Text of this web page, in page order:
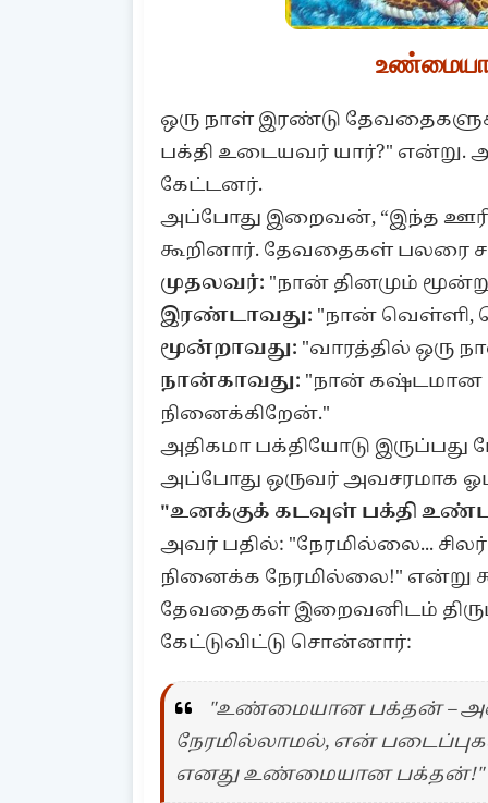
ஒரு நாள் இரண்டு
பக்தி உடையவர் யார்?"
கேட்டனர்.
அப்போது இறைவன், “இந்த ஊரில்
கூறினார். தேவதைகள் பலரை
முதலவர்: "நான் தினமும்
இரண்டாவது: "நான் வெள்ளி,
மூன்றாவது: "வாரத்தில் ஒரு
நான்காவது: "நான் கஷ்டமான
நினைக்கிறேன்."
அதிகமா பக்தியோடு
அப்போது ஒருவர் அவசரமாக
"உனக்குக் கடவுள் பக்தி
அவர் பதில்: "நேரமில்லை...
நினைக்க நேரமில்லை!" என்று
தேவதைகள் இறைவனிடம்
கேட்டுவிட்டு சொன்னார்:
"உண்மையான பக்தன் –
நேரமில்லாமல், என்
எனது உண்மையான பக்தன்!"